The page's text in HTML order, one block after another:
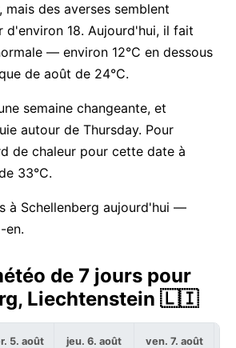
des averses semblent
d'environ 18. Aujourd'hui, il fait
— environ 12°C en dessous
de août de 24°C.
semaine changeante, et
autour de Thursday. Pour
de chaleur pour cette date à
33°C.
à Schellenberg aujourd'hui —
en.
de 7 jours pour
Liechtenstein 🇱🇮
5. août jeu. 6. août ven. 7. août